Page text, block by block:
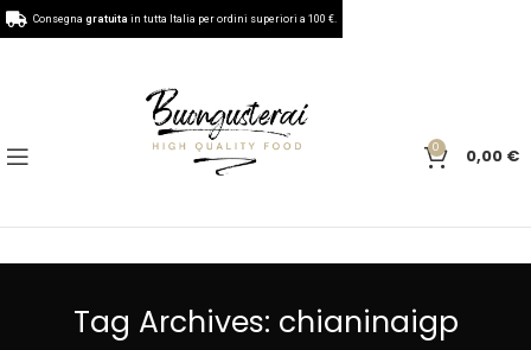
0 0,00 €
Tag Archives: chianinaigp
Consegna gratuita in tutta Italia per ordini superiori a 100 €.